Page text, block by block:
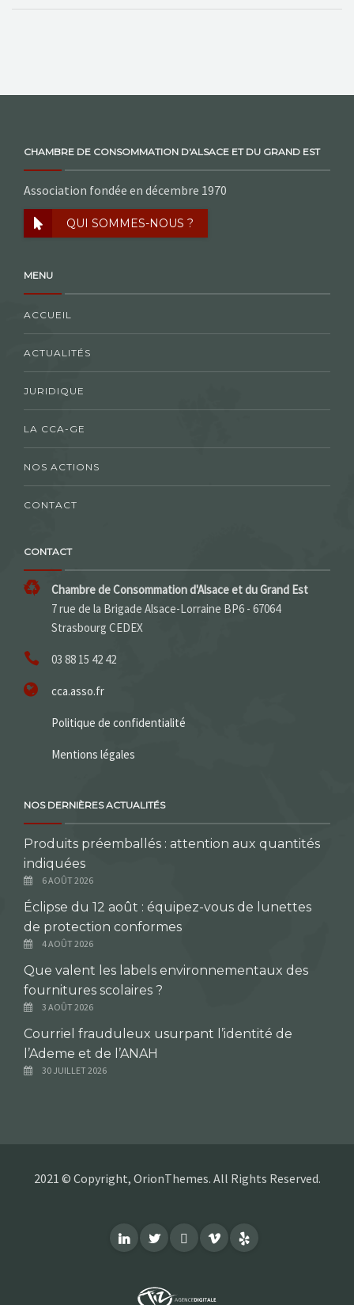
CHAMBRE DE CONSOMMATION D'ALSACE ET DU GRAND EST
Association fondée en décembre 1970
QUI SOMMES-NOUS ?
MENU
ACCUEIL
ACTUALITÉS
JURIDIQUE
LA CCA-GE
NOS ACTIONS
CONTACT
CONTACT
Chambre de Consommation d'Alsace et du Grand Est
7 rue de la Brigade Alsace-Lorraine BP6 - 67064
Strasbourg CEDEX
03 88 15 42 42
cca.asso.fr
Politique de confidentialité
Mentions légales
NOS DERNIÈRES ACTUALITÉS
Produits préemballés : attention aux quantités
indiquées
6 AOÛT 2026
Éclipse du 12 août : équipez-vous de lunettes
de protection conformes
4 AOÛT 2026
Que valent les labels environnementaux des
fournitures scolaires ?
3 AOÛT 2026
Courriel frauduleux usurpant l’identité de
l’Ademe et de l’ANAH
30 JUILLET 2026
2021 © Copyright, OrionThemes. All Rights Reserved.